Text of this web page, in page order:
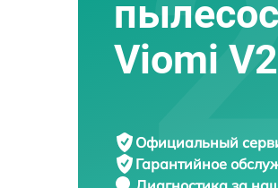
Viomi
Официальный
Гарантийное